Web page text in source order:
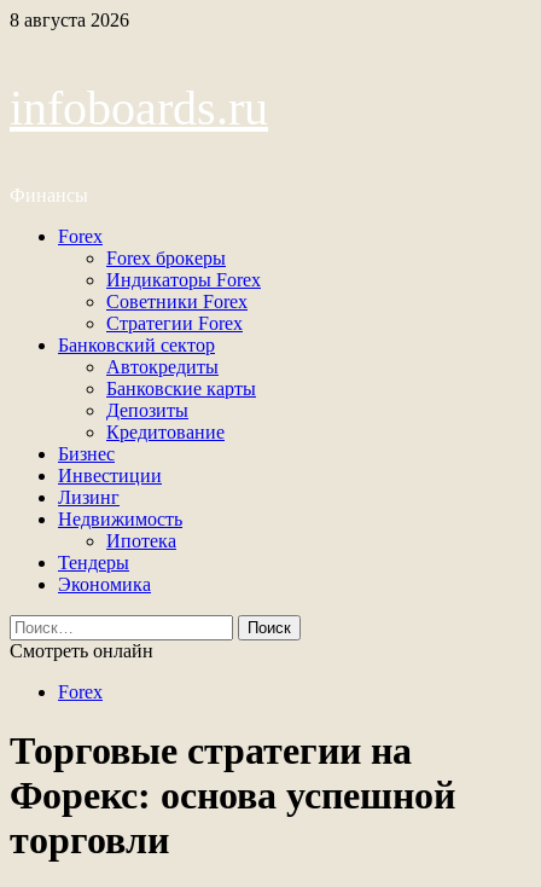
Перейти
8 августа 2026
infoboards.ru
Финансы
Основное
Forex
Forex брокеры
Индикаторы Forex
Советники Forex
Стратегии Forex
Банковский сектор
Автокредиты
Банковские карты
Депозиты
Кредитование
Бизнес
Инвестиции
Лизинг
Недвижимость
Ипотека
Тендеры
Экономика
Найти:
Смотреть онлайн
Forex
Торговые стратегии на
Форекс: основа успешной
торговли